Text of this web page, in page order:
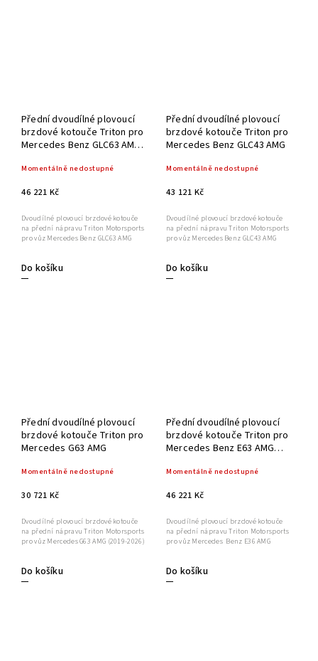
Přední dvoudílné plovoucí
brzdové kotouče Triton pro
Mercedes Benz GLC63 AMG
Momentálně nedostupné
46 221 Kč
Do košíku
Dvoudílné plovoucí brzdové kotouče
na přední nápravu Triton Motorsports
pro vůz Mercedes Benz GLC63 AMG
Přední dvoudílné plovoucí
brzdové kotouče Triton pro
Mercedes Benz GLC43 AMG
Momentálně nedostupné
43 121 Kč
Do košíku
Dvoudílné plovoucí brzdové kotouče
na přední nápravu Triton Motorsports
pro vůz Mercedes Benz GLC43 AMG
Přední dvoudílné plovoucí
brzdové kotouče Triton pro
Mercedes G63 AMG
Momentálně nedostupné
30 721 Kč
Do košíku
Dvoudílné plovoucí brzdové kotouče
na přední nápravu Triton Motorsports
pro vůz Mercedes G63 AMG (2019-2026)
Přední dvoudílné plovoucí
brzdové kotouče Triton pro
Mercedes Benz E63 AMG
Momentálně nedostupné
46 221 Kč
Do košíku
Dvoudílné plovoucí brzdové kotouče
na přední nápravu Triton Motorsports
pro vůz Mercedes Benz E36 AMG